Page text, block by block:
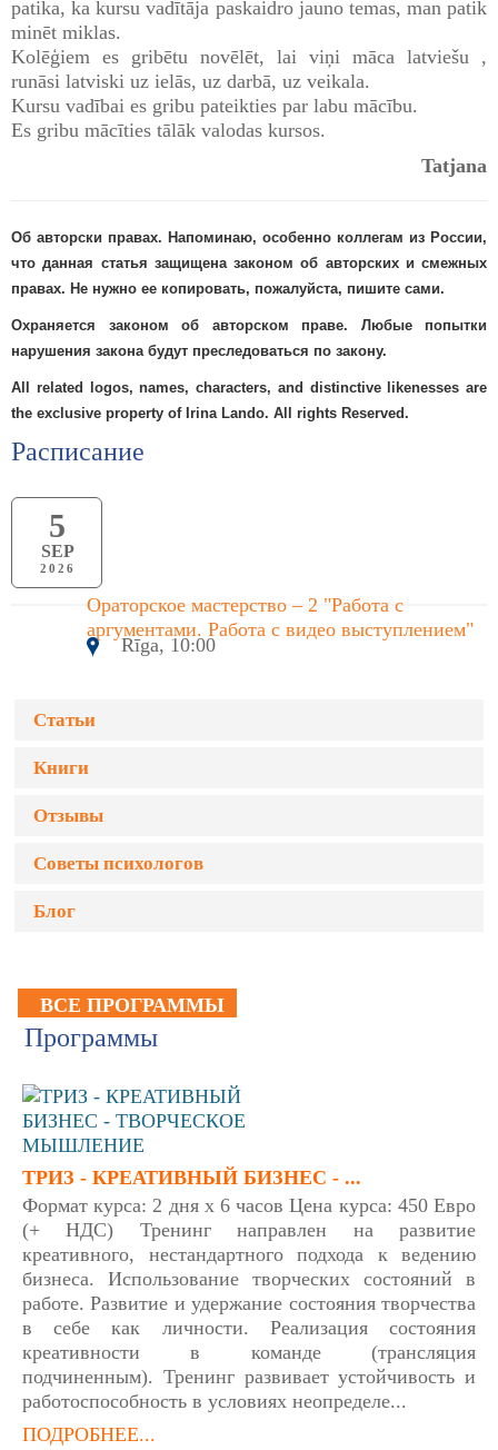
patika, ka kursu vadītāja paskaidro jauno temas, man patik
minēt miklas.
Kolēģiem es gribētu novēlēt, lai viņi māca latviešu ,
runāsi latviski uz ielās, uz darbā, uz veikala.
Kursu vadībai es gribu pateikties par labu mācību.
Es gribu mācīties tālāk valodas kursos.
Tatjana
Об авторски правах. Напоминаю, особенно коллегам из России,
что данная статья защищена законом об авторских и смежных
правах. Не нужно ее копировать, пожалуйста, пишите сами.
Охраняется законом об авторском праве. Любые попытки
нарушения закона будут преследоваться по закону.
All related logos, names, characters, and distinctive likenesses are
the exclusive property of Irina Lando. All rights Reserved.
Расписание
5
SEP
2026
Ораторское мастерство – 2 "Работа с
аргументами. Работа с видео выступлением"
Rīga, 10:00
Статьи
Книги
Отзывы
Советы психологов
Блог
ВСЕ ПРОГРАММЫ
Программы
ТРИЗ - КРЕАТИВНЫЙ БИЗНЕС - ...
Формат курса: 2 дня х 6 часов Цена курса: 450 Евро
(+ НДС) Тренинг направлен на развитие
креативного, нестандартного подхода к ведению
бизнеса. Использование творческих состояний в
работе. Развитие и удержание состояния творчества
в себе как личности. Реализация состояния
креативности в команде (трансляция
подчиненным). Тренинг развивает устойчивость и
работоспособность в условиях неопределе...
ПОДРОБНЕЕ...